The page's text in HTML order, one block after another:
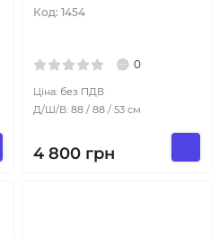
Код: 1454
0
Ціна: без ПДВ
Д/Ш/В: 88 / 88 / 53 см
4 800 грн